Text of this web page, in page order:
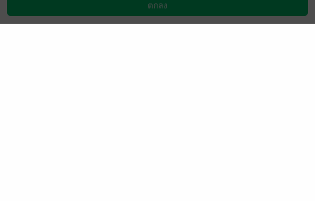
16 ม.ค. 25678:14 น.
ดาวน์โหลดแอป วิธีการใช้งาน ติดต่อเรา
ตกลง